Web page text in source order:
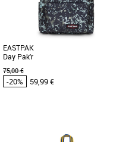
son compartiment [...]
EASTPAK
Day Pak'r
75,00 €
-20% 59,99 €